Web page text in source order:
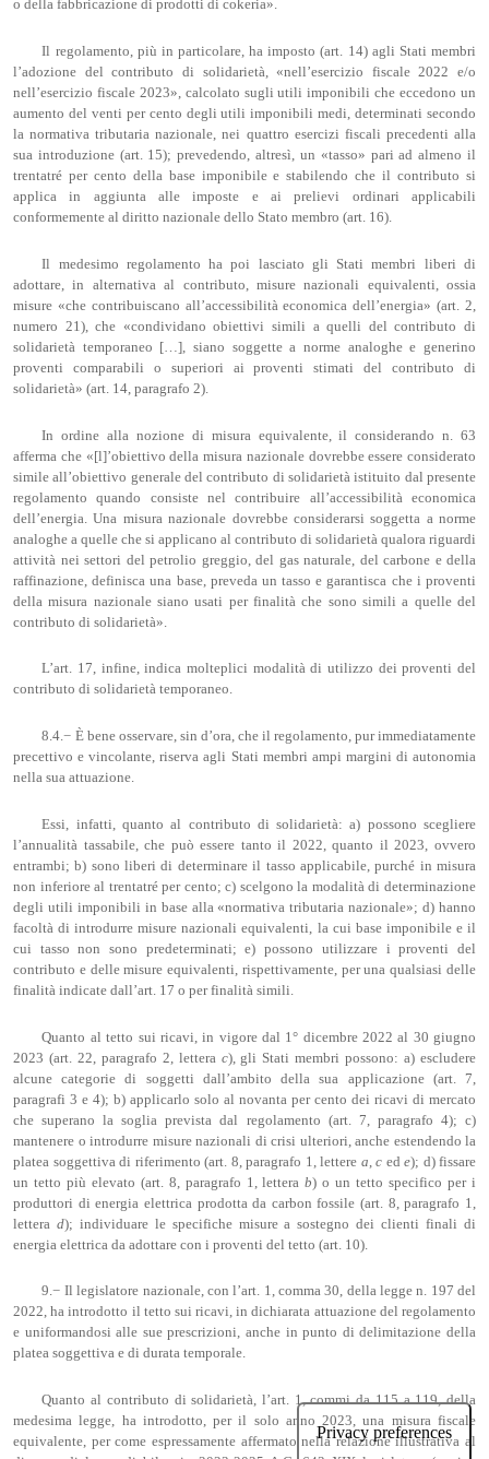
o della fabbricazione di prodotti di cokeria».
Il regolamento, più in particolare, ha imposto (art. 14) agli Stati membri
l’adozione del contributo di solidarietà, «nell’esercizio fiscale 2022 e/o
nell’esercizio fiscale 2023», calcolato sugli utili imponibili che eccedono un
aumento del venti per cento degli utili imponibili medi, determinati secondo
la normativa tributaria nazionale, nei quattro esercizi fiscali precedenti alla
sua introduzione (art. 15); prevedendo, altresì, un «tasso» pari ad almeno il
trentatré per cento della base imponibile e stabilendo che il contributo si
applica in aggiunta alle imposte e ai prelievi ordinari applicabili
conformemente al diritto nazionale dello Stato membro (art. 16).
Il medesimo regolamento ha poi lasciato gli Stati membri liberi di
adottare, in alternativa al contributo, misure nazionali equivalenti, ossia
misure «che contribuiscano all’accessibilità economica dell’energia» (art. 2,
numero 21), che «condividano obiettivi simili a quelli del contributo di
solidarietà temporaneo […], siano soggette a norme analoghe e generino
proventi comparabili o superiori ai proventi stimati del contributo di
solidarietà» (art. 14, paragrafo 2).
In ordine alla nozione di misura equivalente, il considerando n. 63
afferma che «[l]’obiettivo della misura nazionale dovrebbe essere considerato
simile all’obiettivo generale del contributo di solidarietà istituito dal presente
regolamento quando consiste nel contribuire all’accessibilità economica
dell’energia. Una misura nazionale dovrebbe considerarsi soggetta a norme
analoghe a quelle che si applicano al contributo di solidarietà qualora riguardi
attività nei settori del petrolio greggio, del gas naturale, del carbone e della
raffinazione, definisca una base, preveda un tasso e garantisca che i proventi
della misura nazionale siano usati per finalità che sono simili a quelle del
contributo di solidarietà».
L’art. 17, infine, indica molteplici modalità di utilizzo dei proventi del
contributo di solidarietà temporaneo.
8.4.− È bene osservare, sin d’ora, che il regolamento, pur immediatamente
precettivo e vincolante, riserva agli Stati membri ampi margini di autonomia
nella sua attuazione.
Essi, infatti, quanto al contributo di solidarietà: a) possono scegliere
l’annualità tassabile, che può essere tanto il 2022, quanto il 2023, ovvero
entrambi; b) sono liberi di determinare il tasso applicabile, purché in misura
non inferiore al trentatré per cento; c) scelgono la modalità di determinazione
degli utili imponibili in base alla «normativa tributaria nazionale»; d) hanno
facoltà di introdurre misure nazionali equivalenti, la cui base imponibile e il
cui tasso non sono predeterminati; e) possono utilizzare i proventi del
contributo e delle misure equivalenti, rispettivamente, per una qualsiasi delle
finalità indicate dall’art. 17 o per finalità simili.
Quanto al tetto sui ricavi, in vigore dal 1° dicembre 2022 al 30 giugno
2023 (art. 22, paragrafo 2, lettera c), gli Stati membri possono: a) escludere
alcune categorie di soggetti dall’ambito della sua applicazione (art. 7,
paragrafi 3 e 4); b) applicarlo solo al novanta per cento dei ricavi di mercato
che superano la soglia prevista dal regolamento (art. 7, paragrafo 4); c)
mantenere o introdurre misure nazionali di crisi ulteriori, anche estendendo la
platea soggettiva di riferimento (art. 8, paragrafo 1, lettere a c ed e); d) fissare
un tetto più elevato (art. 8, paragrafo 1, letterab) o un tetto specifico per i
produttori di energia elettrica prodotta da carbon fossile (art. 8, paragrafo 1,
lettera d); individuare le specifiche misure a sostegno dei clienti finali di
energia elettrica da adottare con i proventi del tetto (art. 10).
9.− Il legislatore nazionale, con l’art. 1, comma 30, della legge n. 197 del
2022, ha introdotto il tetto sui ricavi, in dichiarata attuazione del regolamento
e uniformandosi alle sue prescrizioni, anche in punto di delimitazione della
platea soggettiva e di durata temporale.
Quanto al contributo di solidarietà, l’art. 1, commi da 115 a 119, della
medesima legge, ha introdotto, per il solo anno 2023, una misura fiscale
equivalente, per come espressamente affermato nella relazione illustrativa al